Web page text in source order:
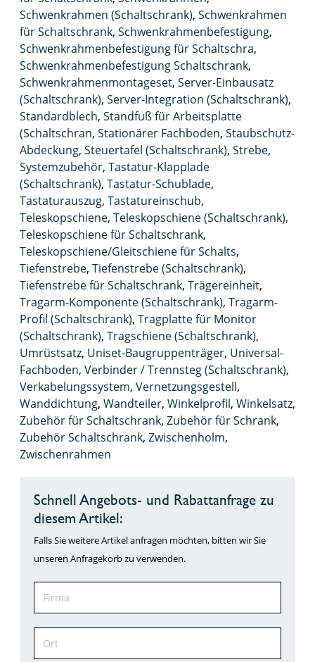
Schwenkrahmen (Schaltschrank), Schwenkrahmen
für Schaltschrank, Schwenkrahmenbefestigung,
Schwenkrahmenbefestigung für Schaltschra,
Schwenkrahmenbefestigung Schaltschrank,
Schwenkrahmenmontageset, Server-Einbausatz
(Schaltschrank), Server-Integration (Schaltschrank),
Standardblech, Standfuß für Arbeitsplatte
(Schaltschran, Stationärer Fachboden, Staubschutz-
Abdeckung, Steuertafel (Schaltschrank), Strebe,
Systemzubehör, Tastatur-Klapplade
(Schaltschrank), Tastatur-Schublade,
Tastaturauszug, Tastatureinschub,
Teleskopschiene, Teleskopschiene (Schaltschrank),
Teleskopschiene für Schaltschrank,
Teleskopschiene/Gleitschiene für Schalts,
Tiefenstrebe, Tiefenstrebe (Schaltschrank),
Tiefenstrebe für Schaltschrank, Trägereinheit,
Tragarm-Komponente (Schaltschrank), Tragarm-
Profil (Schaltschrank), Tragplatte für Monitor
(Schaltschrank), Tragschiene (Schaltschrank),
Umrüstsatz, Uniset-Baugruppenträger, Universal-
Fachboden, Verbinder / Trennsteg (Schaltschrank),
Verkabelungssystem, Vernetzungsgestell,
Wanddichtung, Wandteiler, Winkelprofil, Winkelsatz,
Zubehör für Schaltschrank, Zubehör für Schrank,
Zubehör Schaltschrank, Zwischenholm,
Zwischenrahmen
Schnell Angebots- und Rabattanfrage zu
diesem Artikel:
Falls Sie weitere Artikel anfragen möchten, bitten wir Sie
unseren Anfragekorb zu verwenden.